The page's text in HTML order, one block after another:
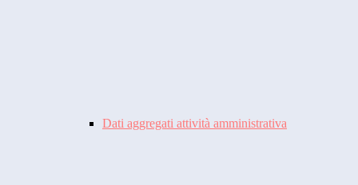
Dati aggregati attività amministrativa